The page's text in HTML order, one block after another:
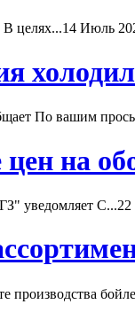
целях...14 Июль
По вашим
на
уведомляет С...
производства